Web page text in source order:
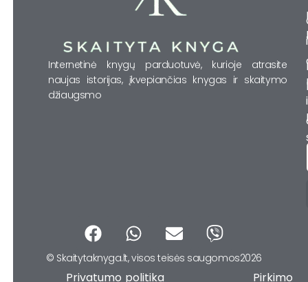
Internetinė knygų parduotuvė, kurioje atrasite
naujas istorijas, įkvepiančias knygas ir skaitymo
džiaugsmo
F
a
c
W
h
a
E
n
v
V
b
© Skaitytaknyga.lt, visos teisės saugomos2026
Privatumo politika Pirkimo